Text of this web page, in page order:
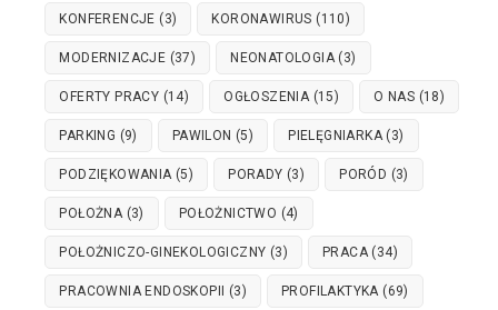
KONFERENCJE (3) KORONAWIRUS (110)
MODERNIZACJE (37) NEONATOLOGIA (3)
OFERTY PRACY (14) OGŁOSZENIA (15) O NAS (18)
PARKING (9) PAWILON (5) PIELĘGNIARKA (3)
PODZIĘKOWANIA (5) PORADY (3) PORÓD (3)
POŁOŻNA (3) POŁOŻNICTWO (4)
POŁOŻNICZO-GINEKOLOGICZNY (3) PRACA (34)
PRACOWNIA ENDOSKOPII (3) PROFILAKTYKA (69)